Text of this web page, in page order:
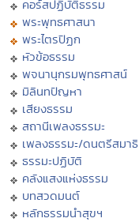
คอร์สปฏิบัติธรรม
พระพุทธศาสนา
พระไตรปิฏก
หัวข้อธรรม
พจนานุกรมพุทธศาสน์
มิลินทปัญหา
เสียงธรรม
สถานีเพลงธรรมะ
เพลงธรรมะ/ดนตรีสมาธิ
ธรรมะปฏิบัติ
คลังแสงแห่งธรรม
บทสวดมนต์
หลักธรรมนำสุขฯ